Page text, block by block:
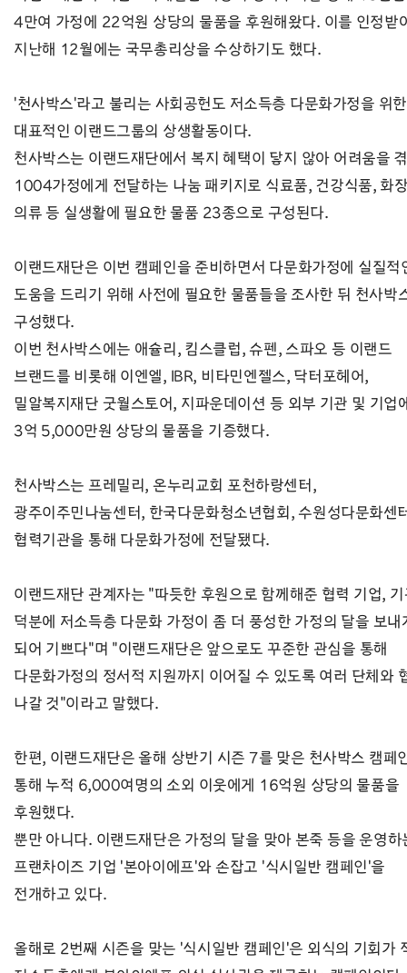
4만여 가정에 22억원 상당의 물품을 후원해왔다. 이를 인정받
지난해 12월에는 국무총리상을 수상하기도 했다.
'천사박스'라고 불리는 사회공헌도 저소득층 다문화가정을 위한
대표적인 이랜드그룹의 상생활동이다.
천사박스는 이랜드재단에서 복지 혜택이 닿지 않아 어려움을
1004가정에게 전달하는 나눔 패키지로 식료품, 건강식품, 화
의류 등 실생활에 필요한 물품 23종으로 구성된다.
이랜드재단은 이번 캠페인을 준비하면서 다문화가정에 실질적
도움을 드리기 위해 사전에 필요한 물품들을 조사한 뒤 천사박
구성했다.
이번 천사박스에는 애슐리, 킴스클럽, 슈펜, 스파오 등 이랜드
브랜드를 비롯해 이엔엘, IBR, 비타민엔젤스, 닥터포헤어,
밀알복지재단 굿월스토어, 지파운데이션 등 외부 기관 및 기업
3억 5,000만원 상당의 물품을 기증했다.
천사박스는 프레밀리, 온누리교회 포천하랑센터,
광주이주민나눔센터, 한국다문화청소년협회, 수원성다문화센
협력기관을 통해 다문화가정에 전달됐다.
이랜드재단 관계자는 "따듯한 후원으로 함께해준 협력 기업,
덕분에 저소득층 다문화 가정이 좀 더 풍성한 가정의 달을 보내
되어 기쁘다"며 "이랜드재단은 앞으로도 꾸준한 관심을 통해
다문화가정의 정서적 지원까지 이어질 수 있도록 여러 단체와
나갈 것"이라고 말했다.
한편, 이랜드재단은 올해 상반기 시즌 7를 맞은 천사박스 캠페
통해 누적 6,000여명의 소외 이웃에게 16억원 상당의 물품을
후원했다.
뿐만 아니다. 이랜드재단은 가정의 달을 맞아 본죽 등을 운영하
프랜차이즈 기업 '본아이에프'와 손잡고 '식시일반 캠페인'을
전개하고 있다.
올해로 2번째 시즌을 맞는 '식시일반 캠페인'은 외식의 기회가